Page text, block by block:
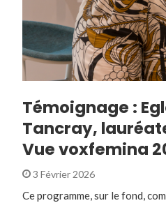
Témoignage :
Tancray,
Vue voxfemina
3 Février 2026
Ce programme, sur le fond,